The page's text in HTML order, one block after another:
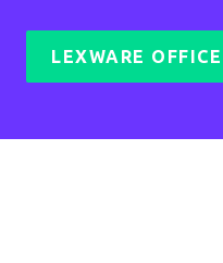
LEXWARE